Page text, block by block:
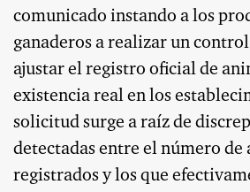
comunicado instando a los
ganaderos a realizar un
ajustar el registro oficial de
existencia real en los
solicitud surge a raíz de
detectadas entre el número de
registrados y los que